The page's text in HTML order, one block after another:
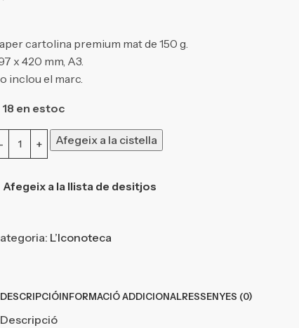
cartolina premium mat de 150 g.
x 420 mm, A3.
inclou el marc.
18 en estoc
Afegeix a la cistella
Afegeix a la llista de desitjos
L’Iconoteca
DESCRIPCIÓINFORMACIÓ ADDICIONALRESSENYES (0)
Descripció